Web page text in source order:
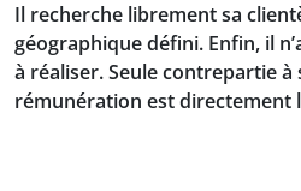
Il recherche librement sa
géographique défini. Enfin, il
à réaliser.Seule contrepartie à
rémunération est directement